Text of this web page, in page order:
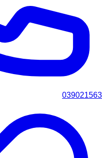
039021563